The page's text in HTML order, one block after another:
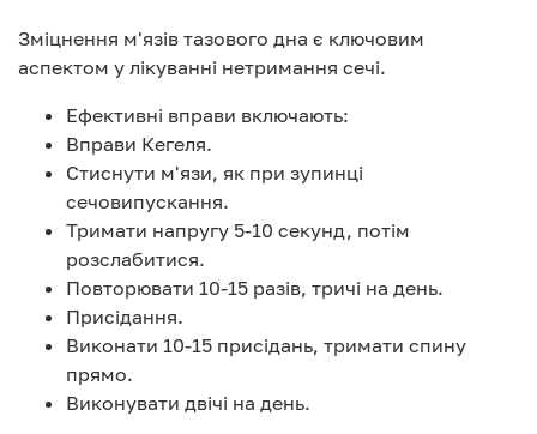
Зміцнення м'язів тазового дна є ключовим
аспектом у лікуванні нетримання сечі.
Ефективні вправи включають:
Вправи Кегеля.
Стиснути м'язи, як при зупинці
сечовипускання.
Тримати напругу 5-10 секунд, потім
розслабитися.
Повторювати 10-15 разів, тричі на день.
Присідання.
Виконати 10-15 присідань, тримати спину
прямо.
Виконувати двічі на день.